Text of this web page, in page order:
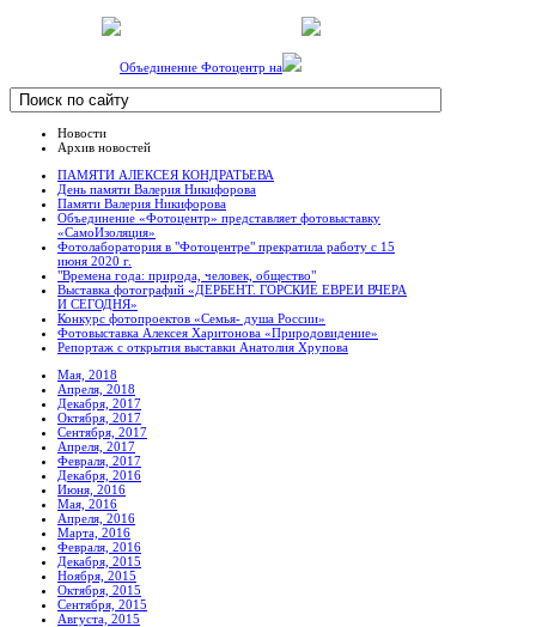
Объединение Фотоцентр на
Новости
Архив новостей
ПАМЯТИ АЛЕКСЕЯ КОНДРАТЬЕВА
День памяти Валерия Никифорова
Памяти Валерия Никифорова
Объединение «Фотоцентр» представляет фотовыставку
«СамоИзоляция»
Фотолаборатория в "Фотоцентре" прекратила работу с 15
июня 2020 г.
"Времена года: природа, человек, общество"
Выставка фотографий «ДЕРБЕНТ. ГОРСКИЕ ЕВРЕИ ВЧЕРА
И СЕГОДНЯ»
Конкурс фотопроектов «Семья- душа России»
Фотовыставка Алексея Харитонова «Природовидение»
Репортаж с открытия выставки Анатолия Хрупова
Мая, 2018
Апреля, 2018
Декабря, 2017
Октября, 2017
Сентября, 2017
Апреля, 2017
Февраля, 2017
Декабря, 2016
Июня, 2016
Мая, 2016
Апреля, 2016
Марта, 2016
Февраля, 2016
Декабря, 2015
Ноября, 2015
Октября, 2015
Сентября, 2015
Августа, 2015